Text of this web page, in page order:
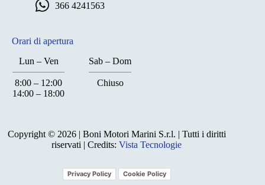
366 4241563
Orari di apertura
Lun – Ven
Sab – Dom
8:00 – 12:00
14:00 – 18:00
Chiuso
Copyright © 2026 | Boni Motori Marini S.r.l. | Tutti i diritti
riservati | Credits:Vista Tecnologie
Privacy Policy Cookie Policy